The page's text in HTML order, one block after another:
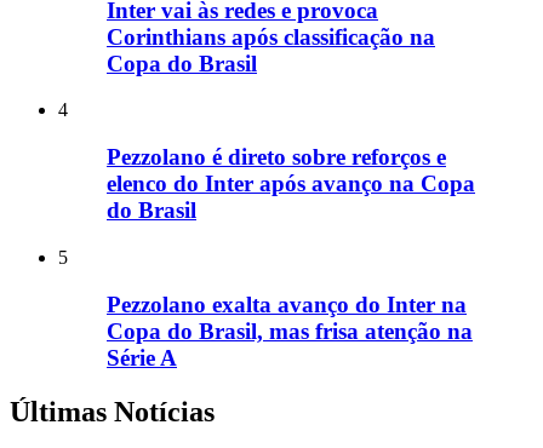
Inter vai às redes e provoca
Corinthians após classificação na
Copa do Brasil
4
Pezzolano é direto sobre reforços e
elenco do Inter após avanço na Copa
do Brasil
5
Pezzolano exalta avanço do Inter na
Copa do Brasil, mas frisa atenção na
Série A
Últimas Notícias